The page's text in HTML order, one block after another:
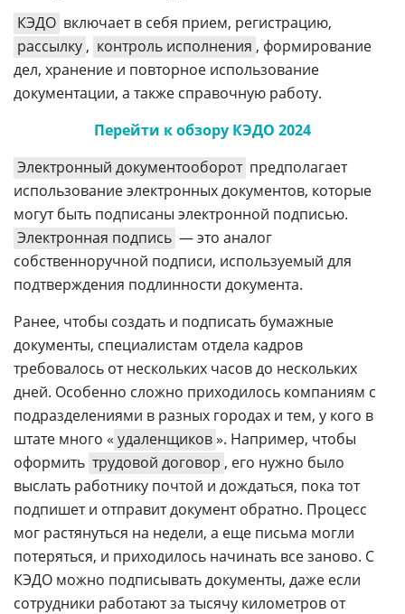
КЭДО включает в себя прием, регистрацию,
рассылку , контроль исполнения , формирование
дел, хранение и повторное использование
документации, а также справочную работу.
Перейти к обзору КЭДО 2024
Электронный документооборот предполагает
использование электронных документов, которые
могут быть подписаны электронной подписью.
Электронная подпись — это аналог
собственноручной подписи, используемый для
подтверждения подлинности документа.
Ранее, чтобы создать и подписать бумажные
документы, специалистам отдела кадров
требовалось от нескольких часов до нескольких
дней. Особенно сложно приходилось компаниям с
подразделениями в разных городах и тем, у кого в
штате много « удаленщиков». Например, чтобы
оформить трудовой договор , его нужно было
выслать работнику почтой и дождаться, пока тот
подпишет и отправит документ обратно. Процесс
мог растянуться на недели, а еще письма могли
потеряться, и приходилось начинать все заново. С
КЭДО можно подписывать документы, даже если
сотрудники работают за тысячу километров от